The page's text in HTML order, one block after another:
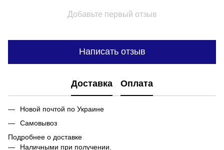
Добавьте первый отзыв
Написать отзыв
Доставка Оплата
Новой почтой по Украине
Самовывоз
Подробнее о доставке
Наличными при получении.